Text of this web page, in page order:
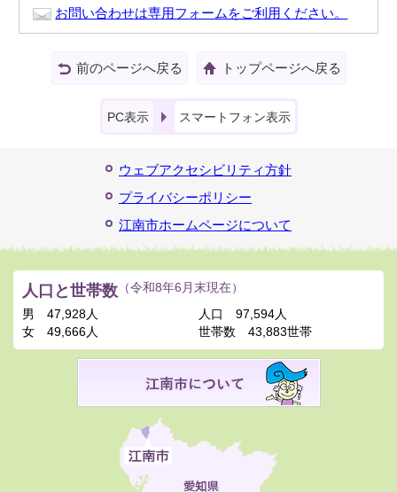
お問い合わせは専用フォームをご利用ください。
前のページへ戻る トップページへ戻る
PC表示 スマートフォン表示
ウェブアクセシビリティ方針
プライバシーポリシー
江南市ホームページについて
人口と世帯数 （令和8年6月末現在）
男
47,928人
女
49,666人
人口
97,594人
世帯数
43,883世帯